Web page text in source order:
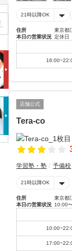
21時以降OK
住所
東京都
本日の営業状況 定休日
店舗公式
Tera-co
学習塾・塾 予備校
21時以降OK
住所
東京都
本日の営業状況 10:00